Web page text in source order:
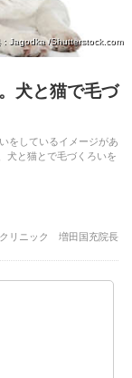
: Jagodka /Shutterstock.com
犬と猫で毛づ
をしているイメージがあ
犬と猫とで毛づくろいを
リニック 増田国充院長